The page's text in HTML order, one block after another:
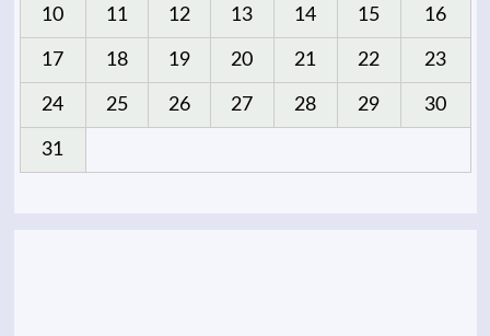
10 11 12 13 14 15 16
17 18 19 20 21 22 23
24 25 26 27 28 29 30
31